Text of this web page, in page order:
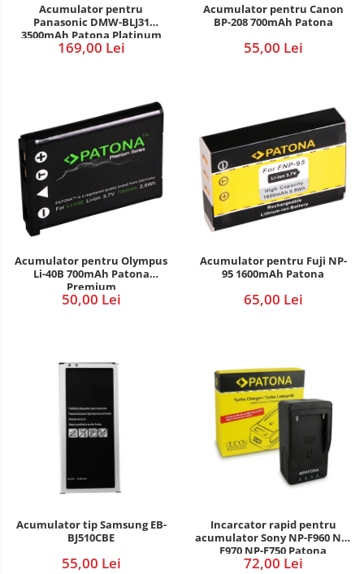
Acumulator pentru
Panasonic DMW-BLJ31
3500mAh Patona Platinum
169,00 Lei
Acumulator pentru Canon
BP-208 700mAh Patona
55,00 Lei
Acumulator pentru Olympus
Li-40B 700mAh Patona
Premium
50,00 Lei
Acumulator pentru Fuji NP-
95 1600mAh Patona
65,00 Lei
Acumulator tip Samsung EB-
BJ510CBE
55,00 Lei
Incarcator rapid pentru
acumulator Sony NP-F960 NP-
F970 NP-F750 Patona
72,00 Lei